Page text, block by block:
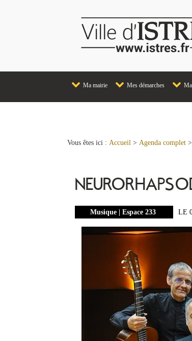
Ma mairie Mes démarches
Vous êtes ici : Accueil > Agenda complet >
Musique | Espace 233 LE